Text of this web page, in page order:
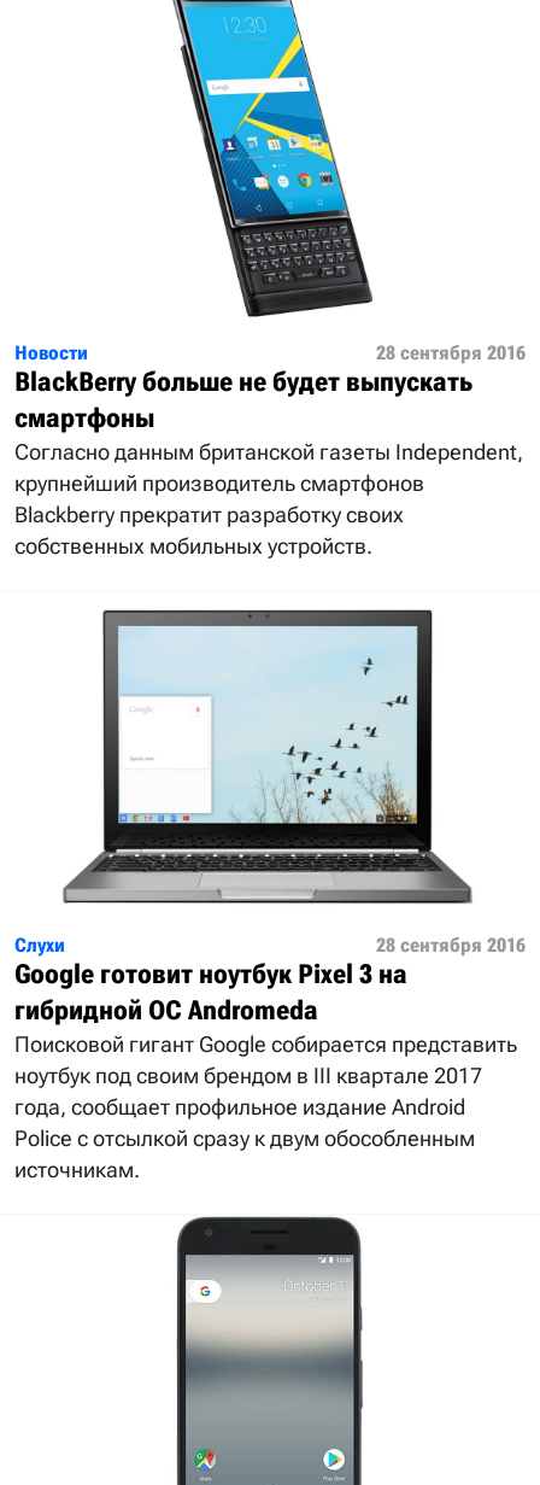
Новости 28 сентября 2016
BlackBerry больше не будет выпускать
смартфоны
Согласно данным британской газеты Independent,
крупнейший производитель смартфонов
Blackberry прекратит разработку своих
собственных мобильных устройств.
Слухи 28 сентября 2016
Google готовит ноутбук Pixel 3 на
гибридной ОС Andromeda
Поисковой гигант Google собирается представить
ноутбук под своим брендом в III квартале 2017
года, сообщает профильное издание Android
Police с отсылкой сразу к двум обособленным
источникам.